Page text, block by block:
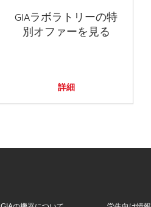
GIAラボラトリーの特
別オファーを見る
詳細